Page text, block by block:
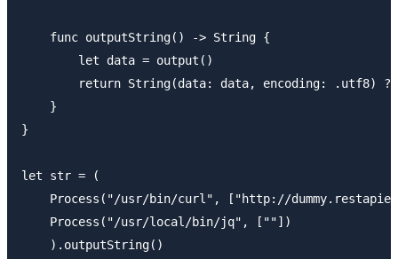
    func outputString() -> String {
        let data = output()
return String(data: data, encoding: .utf8)
    }
}
let str = (
Process("/usr/bin/curl", ["http://
    Process("/usr/local/bin/jq", [""])
    ).outputString()